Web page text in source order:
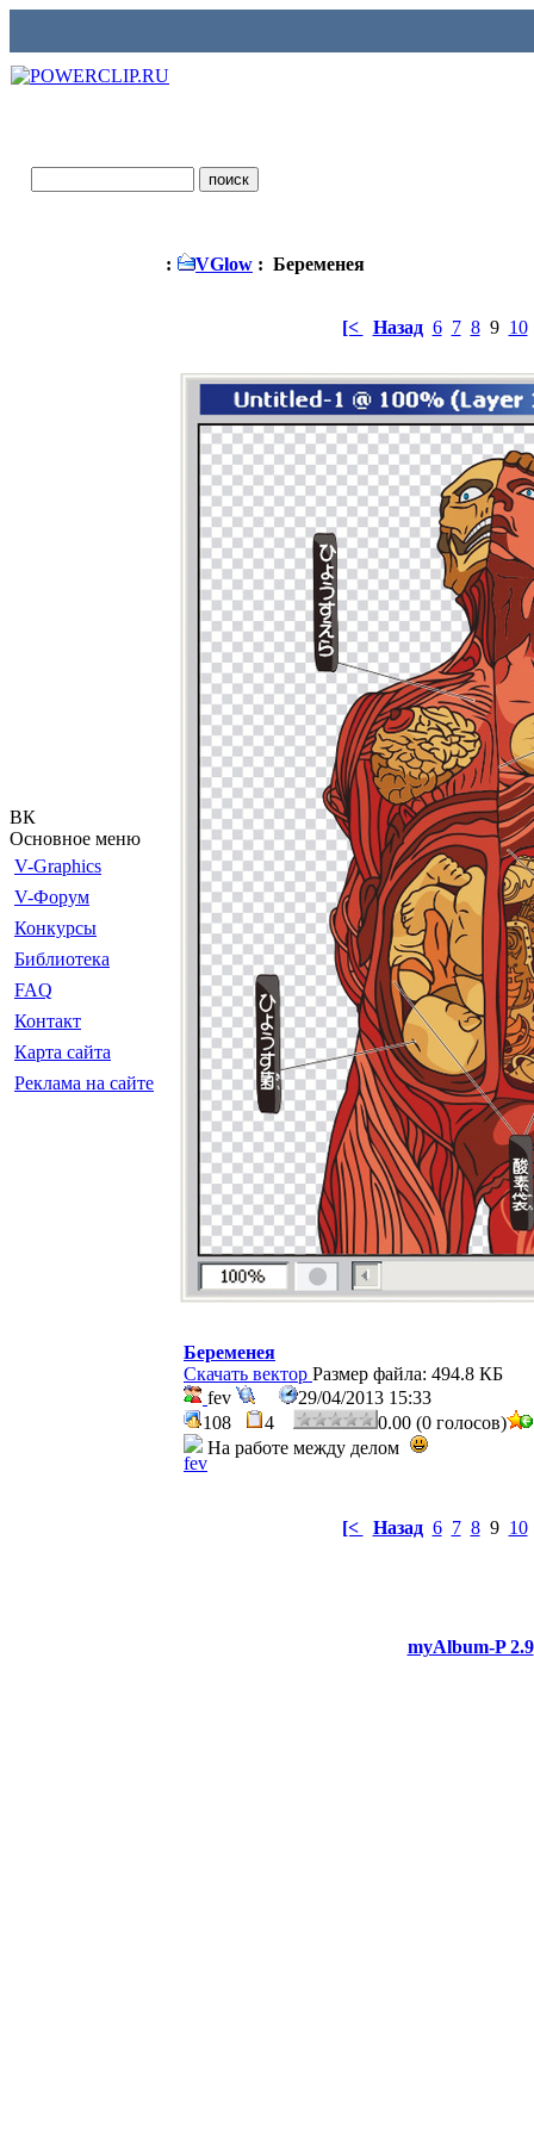
ВК
Основное меню
V-Graphics
V-Форум
Конкурсы
Библиотека
FAQ
Контакт
Карта сайта
Реклама на сайте
: VGlow : Беременея
[< Назад 6 7 89 10
Беременея
Скачать вектор Размер файла: 494.8 КБ
fev
29/04/2013 15:33
108
4
0.00 (0 голосов)
На работе между делом
[< Назад 6 7 89 10
myAlbum-P 2.9